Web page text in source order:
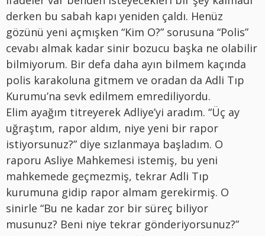
derken bu sabah kapı yeniden çaldı. Henüz
gözünü yeni açmışken “Kim O?” sorusuna “Polis”
cevabı almak kadar sinir bozucu başka ne olabilir
bilmiyorum. Bir defa daha ayın bilmem kaçında
polis karakoluna gitmem ve oradan da Adli Tıp
Kurumu’na sevk edilmem emrediliyordu.
Elim ayağım titreyerek Adliye’yi aradım. “Üç ay
uğraştım, rapor aldım, niye yeni bir rapor
istiyorsunuz?” diye sızlanmaya başladım. O
raporu Asliye Mahkemesi istemiş, bu yeni
mahkemede geçmezmiş, tekrar Adli Tıp
kurumuna gidip rapor almam gerekirmiş. O
sinirle “Bu ne kadar zor bir süreç biliyor
musunuz? Beni niye tekrar gönderiyorsunuz?”